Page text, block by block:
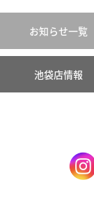
お知らせ一覧
池袋店情報